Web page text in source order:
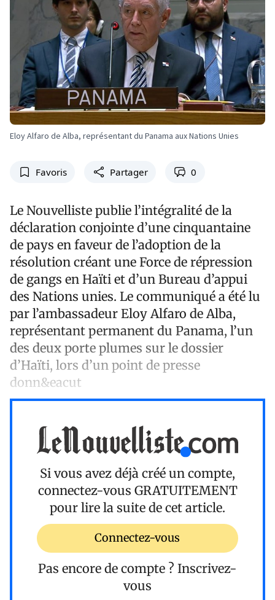
Eloy Alfaro de Alba, représentant du Panama aux Nations Unies
Favoris Partager 0
Le Nouvelliste publie l’intégralité de la
déclaration conjointe d’une cinquantaine
de pays en faveur de l’adoption de la
résolution créant une Force de répression
de gangs en Haïti et d’un Bureau d’appui
des Nations unies. Le communiqué a été lu
par l’ambassadeur Eloy Alfaro de Alba,
représentant permanent du Panama, l’un
des deux porte plumes sur le dossier
d’Haïti, lors d’un point de presse
donn&eacut
Si vous avez déjà créé un compte,
connectez-vous GRATUITEMENT
pour lire la suite de cet article.
Connectez-vous
Pas encore de compte ? Inscrivez-
vous